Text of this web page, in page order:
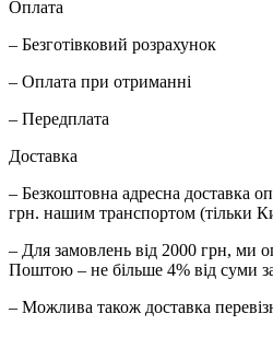
Оплата
– Безготівковий розрахунок
– Оплата при отриманні
– Передплата
Доставка
– Безкоштовна адресна доставка
грн. нашим транспортом (тільки
– Для замовлень від 2000 грн, ми
Поштою – не більше 4% від суми
– Можлива також доставка